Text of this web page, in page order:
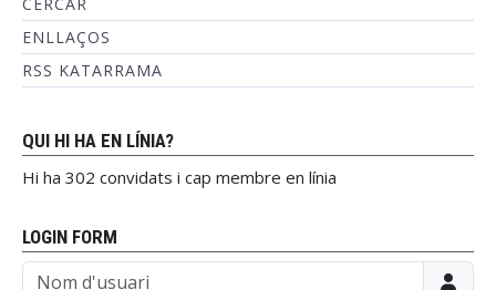
ENLLAÇOS
RSS KATARRAMA
QUI HI HA EN LÍNIA?
Hi ha 302 convidats i cap membre en línia
LOGIN FORM
Nom d'usuari